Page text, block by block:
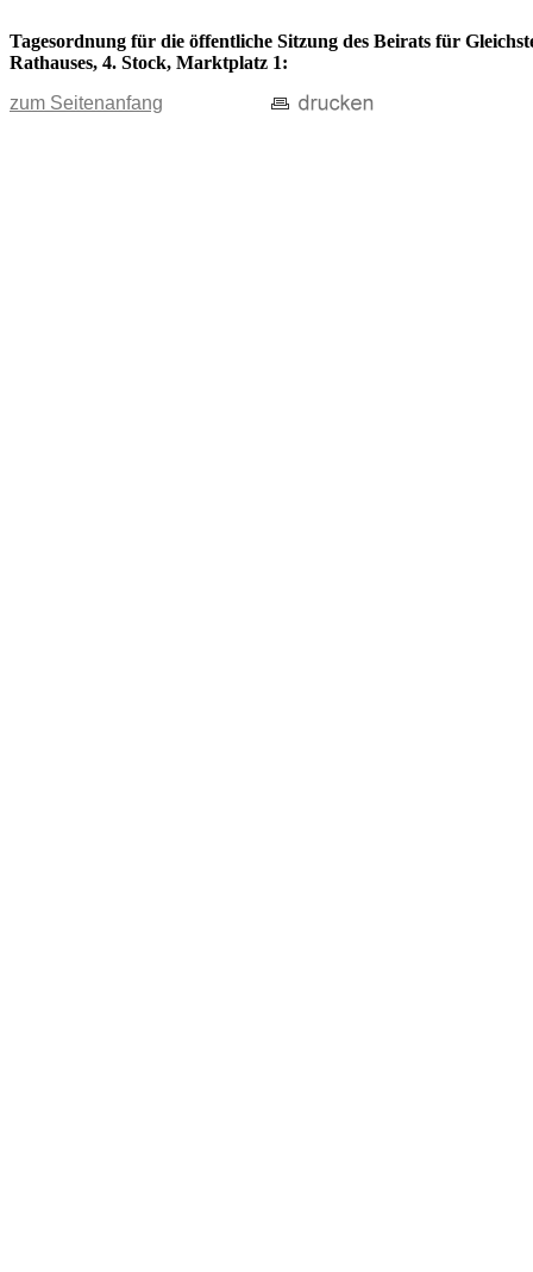
Tagesordnung für die öffentliche Sitzung des Beirats für
Rathauses, 4. Stock, Marktplatz 1:
zum Seitenanfang